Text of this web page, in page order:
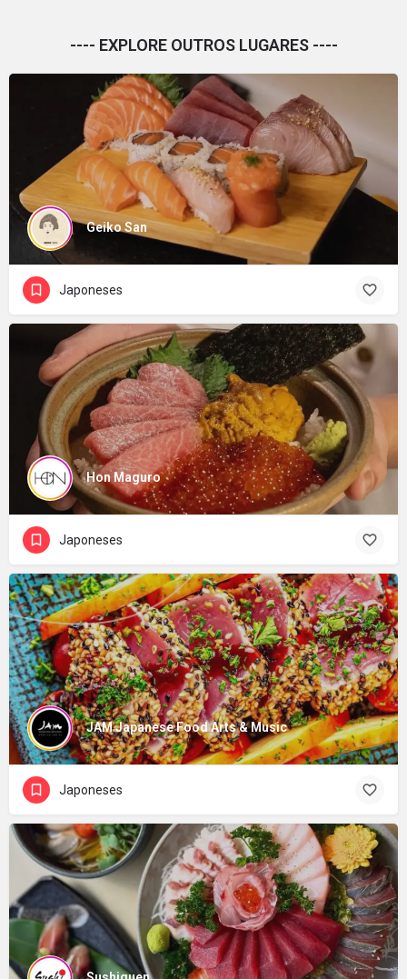
---- EXPLORE OUTROS LUGARES ----
Geiko San
Japoneses
Hon Maguro
Japoneses
JAM Japanese Food Arts & Music
Japoneses